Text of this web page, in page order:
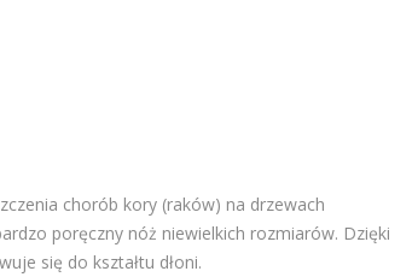
chorób kory (raków) na drzewach
poręczny nóż niewielkich rozmiarów. Dzięki
się do kształtu dłoni.